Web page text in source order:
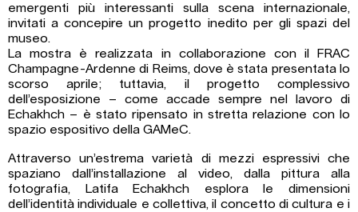
emergenti più interessanti sulla scena internazionale,
invitati a concepire un progetto inedito per gli spazi del
museo.
La mostra è realizzata in collaborazione con il FRAC
Champagne-Ardenne di Reims, dove è stata presentata lo
scorso aprile; tuttavia, il progetto complessivo
dell’esposizione – come accade sempre nel lavoro di
Echakhch – è stato ripensato in stretta relazione con lo
spazio espositivo della GAMeC.
Attraverso un’estrema varietà di mezzi espressivi che
spaziano dall’installazione al video, dalla pittura alla
fotografia, Latifa Echakhch esplora le dimensioni
dell’identità individuale e collettiva, il concetto di cultura e i